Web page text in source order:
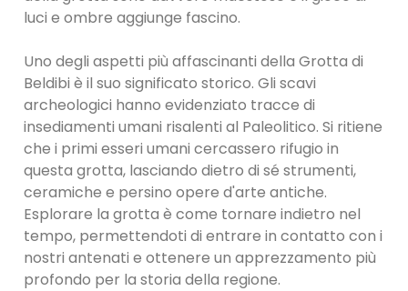
luci e ombre aggiunge fascino.
Uno degli aspetti più affascinanti della Grotta di
Beldibi è il suo significato storico. Gli scavi
archeologici hanno evidenziato tracce di
insediamenti umani risalenti al Paleolitico. Si ritiene
che i primi esseri umani cercassero rifugio in
questa grotta, lasciando dietro di sé strumenti,
ceramiche e persino opere d'arte antiche.
Esplorare la grotta è come tornare indietro nel
tempo, permettendoti di entrare in contatto con i
nostri antenati e ottenere un apprezzamento più
profondo per la storia della regione.